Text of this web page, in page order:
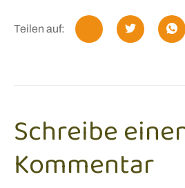
Teilen auf:
Schreibe
Kommentar